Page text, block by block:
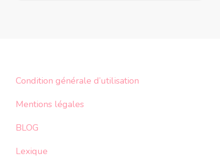
Condition générale d’utilisation
Mentions légales
BLOG
Lexique